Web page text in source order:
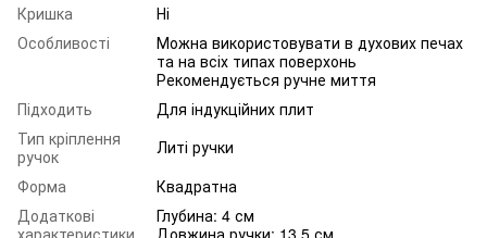
Кришка
Ні
Особливості
Можна використовувати в духових печах
та на всіх типах поверхонь
Рекомендується ручне миття
Підходить
Для індукційних плит
Тип кріплення
ручок
Литі ручки
Форма
Квадратна
Додаткові
характеристики
Глубина: 4 см
Довжина ручки: 13,5 см